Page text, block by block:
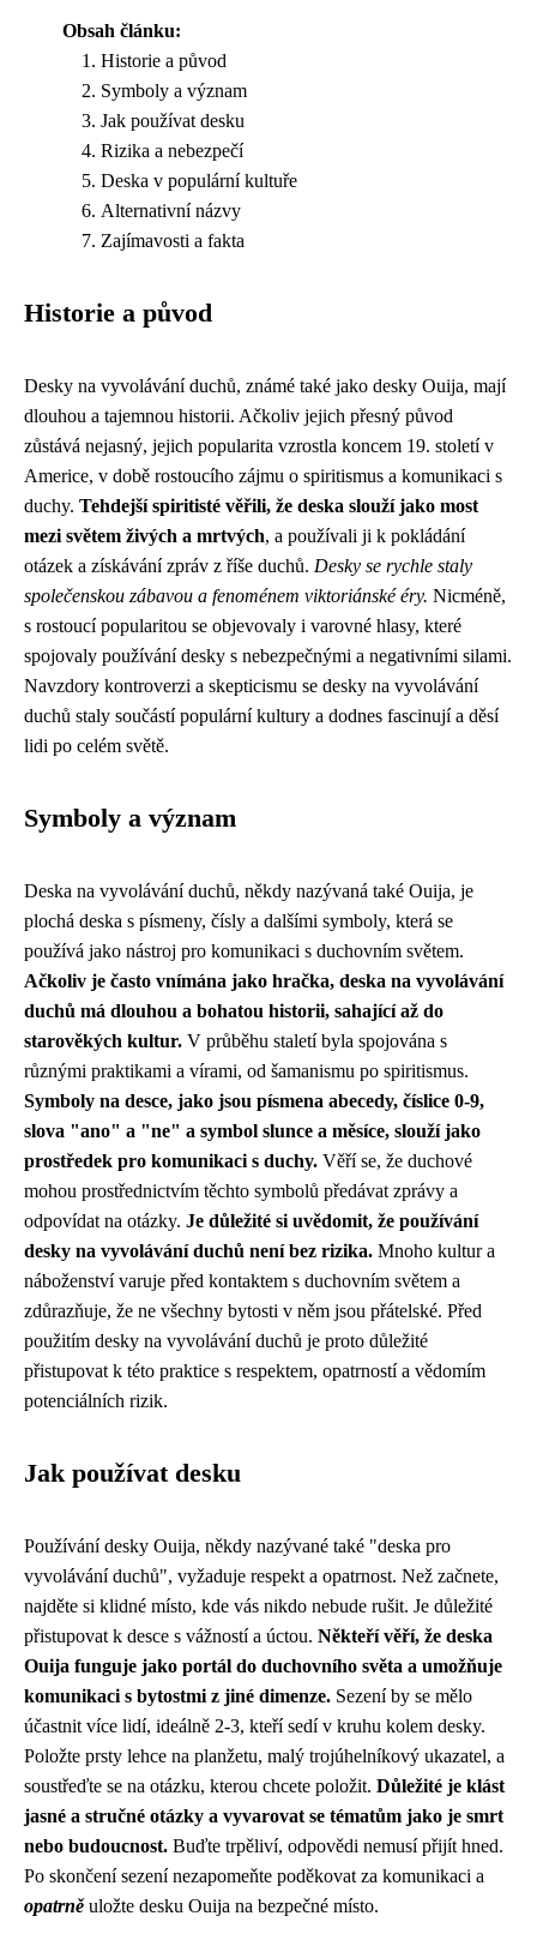
Obsah článku:
Historie a původ
Symboly a význam
Jak používat desku
Rizika a nebezpečí
Deska v populární kultuře
Alternativní názvy
Zajímavosti a fakta
Historie a původ
Desky na vyvolávání duchů, známé také jako desky Ouija, mají
dlouhou a tajemnou historii. Ačkoliv jejich přesný původ
zůstává nejasný, jejich popularita vzrostla koncem 19. století v
Americe, v době rostoucího zájmu o spiritismus a komunikaci s
duchy. Tehdejší spiritisté věřili, že deska slouží jako most
mezi světem živých a mrtvých, a používali ji k pokládání
otázek a získávání zpráv z říše duchů. Desky se rychle staly
společenskou zábavou a fenoménem viktoriánské éry. Nicméně,
s rostoucí popularitou se objevovaly i varovné hlasy, které
spojovaly používání desky s nebezpečnými a negativními silami.
Navzdory kontroverzi a skepticismu se desky na vyvolávání
duchů staly součástí populární kultury a dodnes fascinují a děsí
lidi po celém světě.
Symboly a význam
Deska na vyvolávání duchů, někdy nazývaná také Ouija, je
plochá deska s písmeny, čísly a dalšími symboly, která se
používá jako nástroj pro komunikaci s duchovním světem.
Ačkoliv je často vnímána jako hračka, deska na vyvolávání
duchů má dlouhou a bohatou historii, sahající až do
starověkých kultur. V průběhu staletí byla spojována s
různými praktikami a vírami, od šamanismu po spiritismus.
Symboly na desce, jako jsou písmena abecedy, číslice 0-9,
slova "ano" a "ne" a symbol slunce a měsíce, slouží jako
prostředek pro komunikaci s duchy. Věří se, že duchové
mohou prostřednictvím těchto symbolů předávat zprávy a
odpovídat na otázky. Je důležité si uvědomit, že používání
desky na vyvolávání duchů není bez rizika. Mnoho kultur a
náboženství varuje před kontaktem s duchovním světem a
zdůrazňuje, že ne všechny bytosti v něm jsou přátelské. Před
použitím desky na vyvolávání duchů je proto důležité
přistupovat k této praktice s respektem, opatrností a vědomím
potenciálních rizik.
Jak používat desku
Používání desky Ouija, někdy nazývané také "deska pro
vyvolávání duchů", vyžaduje respekt a opatrnost. Než začnete,
najděte si klidné místo, kde vás nikdo nebude rušit. Je důležité
přistupovat k desce s vážností a úctou. Někteří věří, že deska
Ouija funguje jako portál do duchovního světa a umožňuje
komunikaci s bytostmi z jiné dimenze. Sezení by se mělo
účastnit více lidí, ideálně 2-3, kteří sedí v kruhu kolem desky.
Položte prsty lehce na planžetu, malý trojúhelníkový ukazatel, a
soustřeďte se na otázku, kterou chcete položit. Důležité je klást
jasné a stručné otázky a vyvarovat se tématům jako je smrt
nebo budoucnost. Buďte trpěliví, odpovědi nemusí přijít hned.
Po skončení sezení nezapomeňte poděkovat za komunikaci a
opatrněuložte desku Ouija na bezpečné místo.